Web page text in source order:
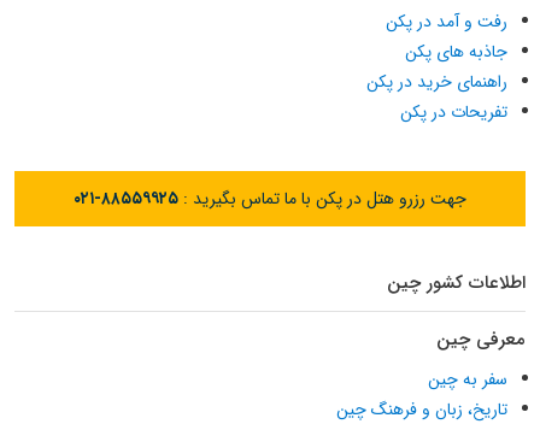
رفت و آمد در پکن
جاذبه های پکن
راهنمای خرید در پکن
تفریحات در پکن
جهت رزرو هتل در پکن با ما تماس بگیرید : ۰۲۱-۸۸۵۵۹۹۲۵
اطلاعات کشور چین
معرفی چین
سفر به چین
تاریخ، زبان و فرهنگ چین